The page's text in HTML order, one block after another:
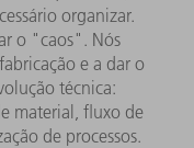
organizar.
o "caos". Nós
e a dar o
técnica:
material, fluxo de
de processos.